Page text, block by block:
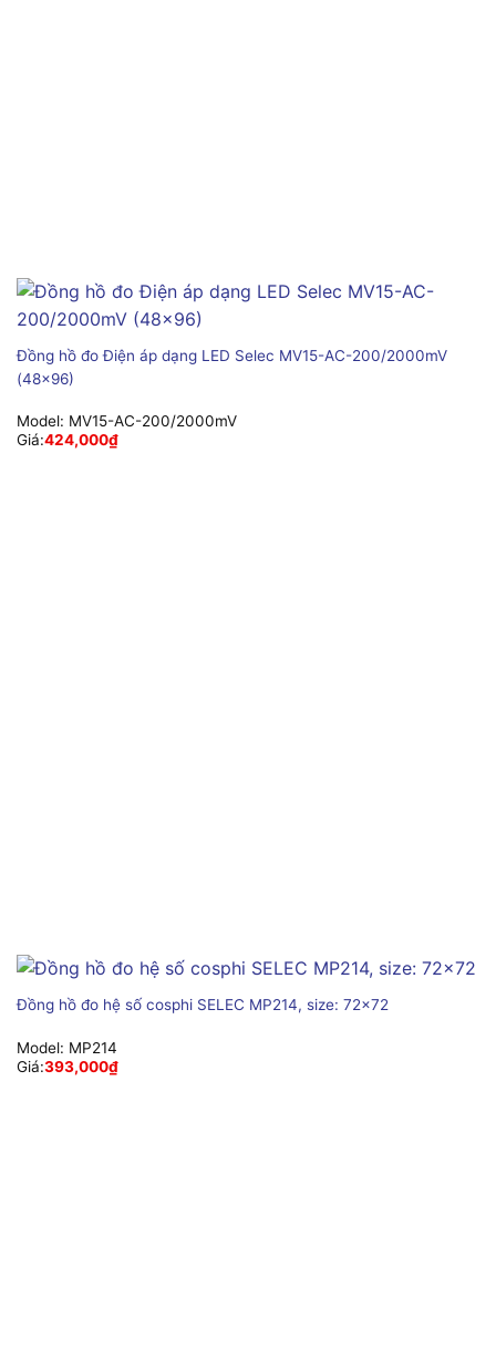
Đồng hồ đo Điện áp dạng LED Selec MV15-AC-200/2000mV
(48×96)
Model: MV15-AC-200/2000mV
Giá:424,000₫
Đồng hồ đo hệ số cosphi SELEC MP214, size: 72×72
Model: MP214
Giá:393,000₫